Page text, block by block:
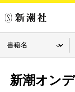
新潮オン